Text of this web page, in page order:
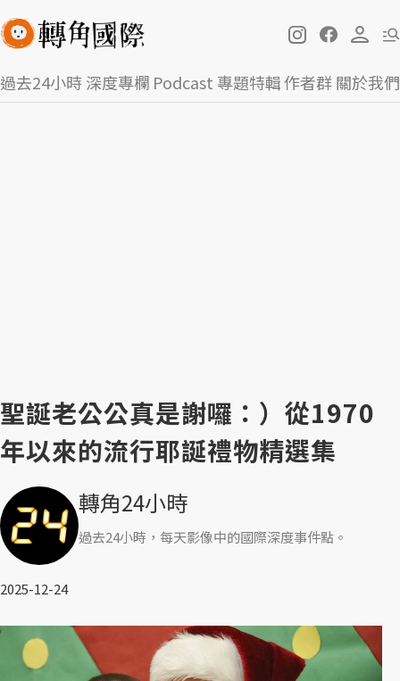
過去24小時深度專欄 Podcast 專題特輯作者群關於我們
聖誕老公公真是謝囉：）從1970
年以來的流行耶誕禮物精選集
轉角24小時
過去24小時，每天影像中的國際深度事件點。
2025-12-24